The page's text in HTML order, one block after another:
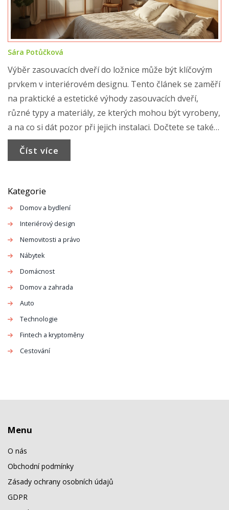
Sára Potůčková
Výběr zasouvacích dveří do ložnice může být klíčovým
prvkem v interiérovém designu. Tento článek se zaměří
na praktické a estetické výhody zasouvacích dveří,
různé typy a materiály, ze kterých mohou být vyrobeny,
a na co si dát pozor při jejich instalaci. Dočtete se také
několik tipů, jaké dveře mohou opticky zvětšit prostor
či přidat jedinečný styl vaší ložnici.
Číst více
Kategorie
Domov a bydlení
Interiérový design
Nemovitosti a právo
Nábytek
Domácnost
Domov a zahrada
Auto
Technologie
Fintech a kryptoměny
Cestování
Menu
O nás
Obchodní podmínky
Zásady ochrany osobních údajů
GDPR